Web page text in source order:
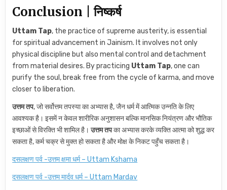
Conclusion | निष्कर्ष
Uttam Tap, the practice of supreme austerity, is essential
for spiritual advancement in Jainism. It involves not only
physical discipline but also mental control and detachment
from material desires. By practicing Uttam Tap, one can
purify the soul, break free from the cycle of karma, and move
closer to liberation.
उत्तम तप, जो सर्वोत्तम तपस्या का अभ्यास है, जैन धर्म में आत्मिक उन्नति के लिए
आवश्यक है। इसमें न केवल शारीरिक अनुशासन बल्कि मानसिक नियंत्रण और भौतिक
इच्छाओं से विरक्ति भी शामिल है।उत्तम तपका अभ्यास करके व्यक्ति आत्मा को शुद्ध कर
सकता है, कर्म चक्र से मुक्त हो सकता है और मोक्ष के निकट पहुँच सकता है।
दसलक्षण पर्व -उत्तम क्षमा धर्म – Uttam Kshama
दसलक्षण पर्व -उत्तम मार्दव धर्म – Uttam Mardav